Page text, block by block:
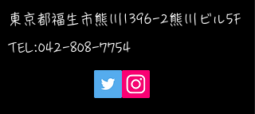
東京都福生市熊川1396-2熊川ビル5F
TEL:042-808-7754